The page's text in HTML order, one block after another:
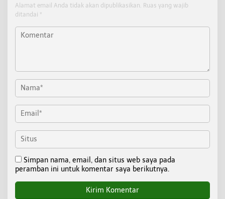
Alamat email Anda tidak akan dipublikasikan. Ruas yang wajib
ditandai *
Simpan nama, email, dan situs web saya pada
peramban ini untuk komentar saya berikutnya.